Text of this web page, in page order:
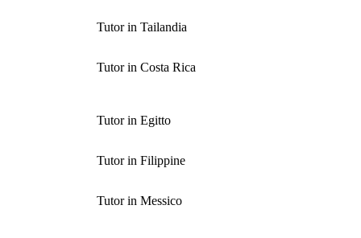
Tutor in Tailandia
Tutor in Costa Rica
Tutor in Egitto
Tutor in Filippine
Tutor in Messico